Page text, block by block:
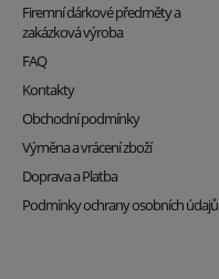
Firemní dárkové předměty a
zakázková výroba
FAQ
Kontakty
Obchodní podmínky
Výměna a vrácení zboží
Doprava a Platba
Podmínky ochrany osobních údajů